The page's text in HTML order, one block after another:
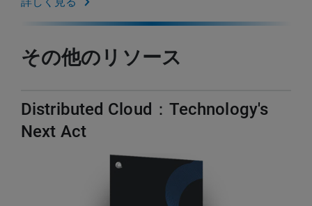
その他のリソース
Distributed Cloud：Technology's
Next Act